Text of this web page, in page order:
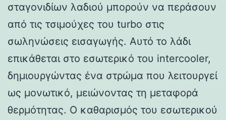
σταγονιδίων λαδιού μπορούν να περάσουν
από τις τσιμούχες του turbo στις
σωληνώσεις εισαγωγής. Αυτό το λάδι
επικάθεται στο εσωτερικό του intercooler,
δημιουργώντας ένα στρώμα που λειτουργεί
ως μονωτικό, μειώνοντας τη μεταφορά
θερμότητας. Ο καθαρισμός του εσωτερικού